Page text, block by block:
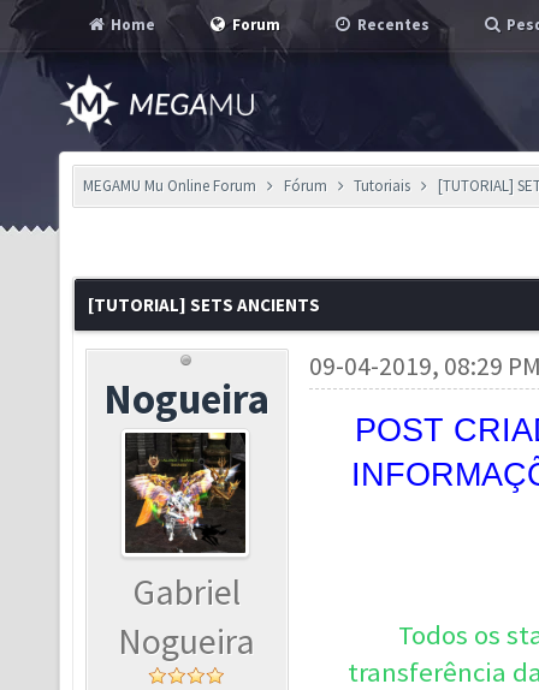
Home Forum Recentes
MEGAMU Mu Online Forum Fórum Tutoriais [TUTORIAL]
[TUTORIAL] SETS ANCIENTS
Nogueira
Gabriel
Nogueira
09-04-2019, 08:29
POST
Todos os
transferência